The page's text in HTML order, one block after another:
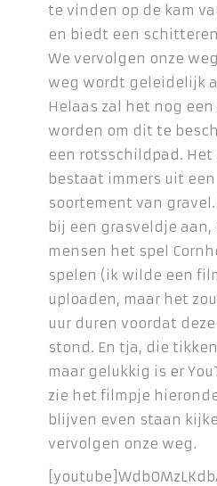
te vinden op de kam
en biedt een
We vervolgen onze
weg wordt geleidelijk
Helaas zal het nog een
worden om dit te
een rotsschildpad. Het
bestaat immers uit een
soortement van gravel.
bij een grasveldje aan,
mensen het spel
spelen (ik wilde een
uploaden, maar het
uur duren voordat
stond. En tja, die
maar gelukkig is er
zie het filmpje
blijven even staan
vervolgen onze weg.